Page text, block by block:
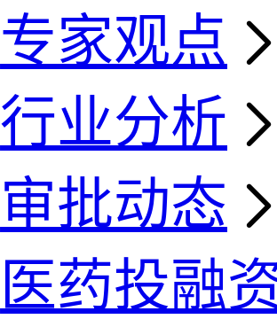
专家观点
行业分析
审批动态
医药投融